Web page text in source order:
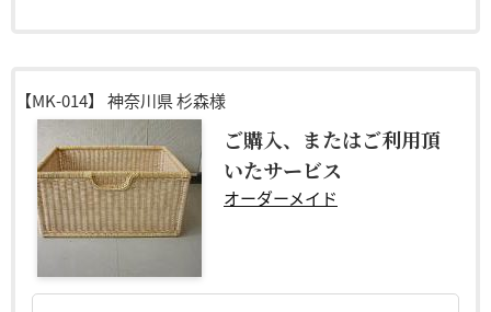
【MK-014】 神奈川県 杉森様
ご購入、またはご利用頂
いたサービス
オーダーメイド